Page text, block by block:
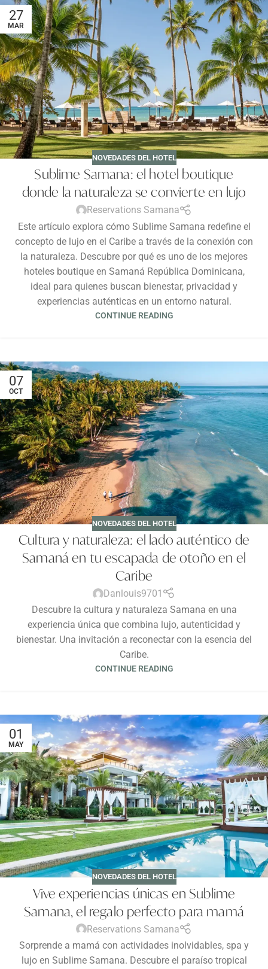
27
MAR
NOVEDADES DEL HOTEL
Sublime Samana: el hotel boutique
donde la naturaleza se convierte en lujo
Reservations Samana
Este artículo explora cómo Sublime Samana redefine el
concepto de lujo en el Caribe a través de la conexión con
la naturaleza. Descubre por qué es uno de los mejores
hoteles boutique en Samaná República Dominicana,
ideal para quienes buscan bienestar, privacidad y
experiencias auténticas en un entorno natural.
CONTINUE READING
07
OCT
NOVEDADES DEL HOTEL
Cultura y naturaleza: el lado auténtico de
Samaná en tu escapada de otoño en el
Caribe
Danlouis9701
Descubre la cultura y naturaleza Samana en una
experiencia única que combina lujo, autenticidad y
bienestar. Una invitación a reconectar con la esencia del
Caribe.
CONTINUE READING
01
MAY
NOVEDADES DEL HOTEL
Vive experiencias únicas en Sublime
Samana, el regalo perfecto para mamá
Reservations Samana
Sorprende a mamá con actividades inolvidables, spa y
lujo en Sublime Samana. Descubre el paraíso tropical